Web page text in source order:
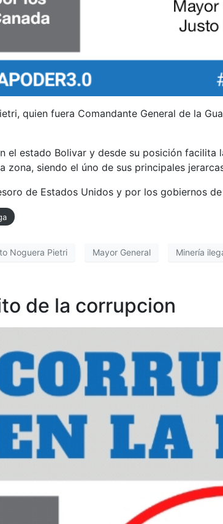
quien fuera Comandante General de la
el estado Bolivar y desde su posición facilita
zona, siendo el úno de sus principales
de Estados Unidos y por los gobiernos
Noguera Pietri Mayor General Minería
de la corrupcion